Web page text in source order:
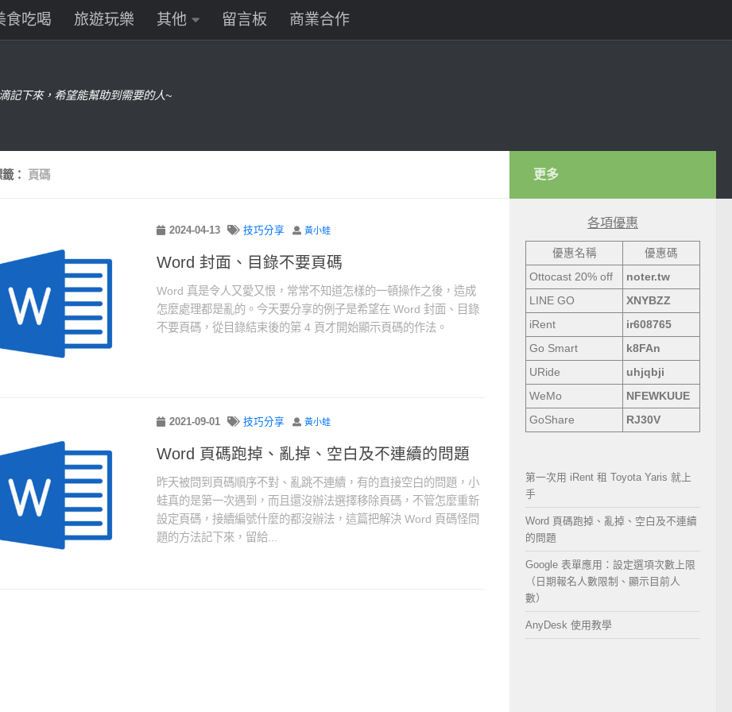
食吃喝 旅遊玩樂 其他 留言板 商業合作
記下來，希望能幫助到需要的人~
： 頁碼
2024-04-13 技巧分享 黃小蛙
Word 封面、目錄不要頁碼
Word 真是令人又愛又恨，常常不知道怎樣的一頓操作之後，造成
怎麼處理都是亂的。今天要分享的例子是希望在 Word 封面、目錄
不要頁碼，從目錄結束後的第 4 頁才開始顯示頁碼的作法。
2021-09-01 技巧分享 黃小蛙
Word 頁碼跑掉、亂掉、空白及不連續的問題
昨天被問到頁碼順序不對、亂跳不連續，有的直接空白的問題，小
蛙真的是第一次遇到，而且還沒辦法選擇移除頁碼，不管怎麼重新
設定頁碼，接續編號什麼的都沒辦法，這篇把解決 Word 頁碼怪問
題的方法記下來，留給...
更多
各項優惠
優惠名稱
優惠碼
Ottocast 20% off
noter.tw
LINE GO
XNYBZZ
iRent
ir608765
Go Smart
k8FAn
URide
uhjqbji
WeMo
NFEWKUUE
GoShare
RJ30V
第一次用 iRent 租 Toyota Yaris 就上
手
Word 頁碼跑掉、亂掉、空白及不連續
的問題
Google 表單應用：設定選項次數上限
（日期報名人數限制、顯示目前人
數）
AnyDesk 使用教學